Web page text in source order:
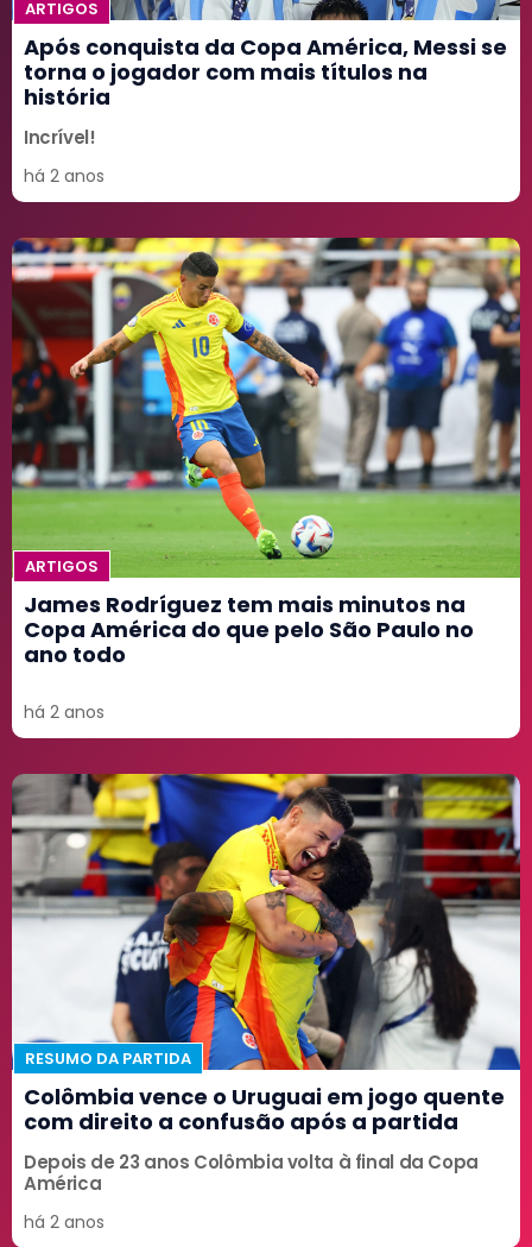
ARTIGOS
Após conquista da Copa América, Messi se
torna o jogador com mais títulos na
história
Incrível!
há 2 anos
ARTIGOS
James Rodríguez tem mais minutos na
Copa América do que pelo São Paulo no
ano todo
há 2 anos
RESUMO DA PARTIDA
Colômbia vence o Uruguai em jogo quente
com direito a confusão após a partida
Depois de 23 anos Colômbia volta à final da Copa
América
há 2 anos